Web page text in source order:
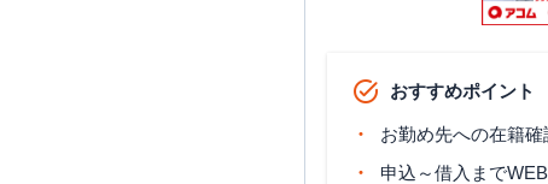
おすすめポイント
お勤め先への在籍確
申込～借入まで